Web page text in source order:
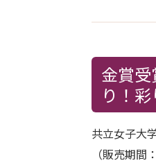
金賞
り！
共立女子大
（販売期